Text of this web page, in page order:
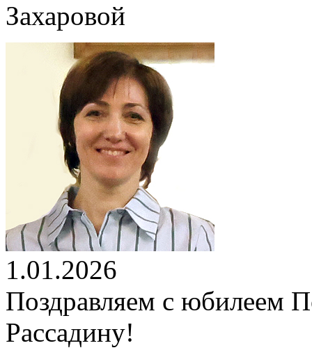
1.01.2026
Поздравляем с юбилеем
Рассадину!